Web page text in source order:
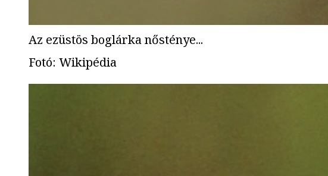
Az ezüstös boglárka nősténye...
Fotó: Wikipédia